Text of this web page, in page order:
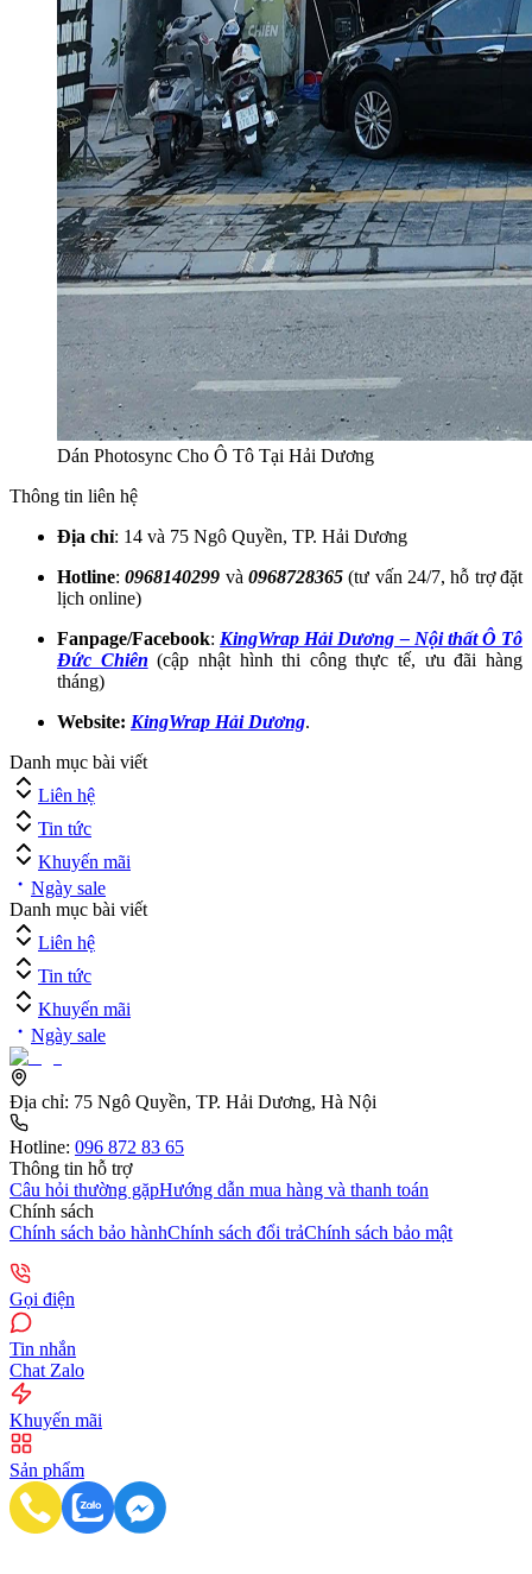
Dán Photosync Cho Ô Tô Tại Hải Dương
Thông tin liên hệ
Địa chỉ: 14 và 75 Ngô Quyền, TP. Hải Dương
Hotline:0968140299 và0968728365 (tư vấn 24/7, hỗ trợ đặt
lịch online)
Fanpage/Facebook:KingWrap Hải Dương – Nội thất Ô Tô
Đức Chiên (cập nhật hình thi công thực tế, ưu đãi hàng
tháng)
Website: KingWrap Hải Dương.
Danh mục bài viết
Liên hệ
Tin tức
Khuyến mãi
Ngày sale
Danh mục bài viết
Liên hệ
Tin tức
Khuyến mãi
Ngày sale
Địa chỉ: 75 Ngô Quyền, TP. Hải Dương, Hà Nội
Hotline: 096 872 83 65
Thông tin hỗ trợ
Câu hỏi thường gặpHướng dẫn mua hàng và thanh toán
Chính sách
Chính sách bảo hànhChính sách đổi trảChính sách bảo mật
Gọi điện
Tin nhắn
Chat Zalo
Khuyến mãi
Sản phẩm